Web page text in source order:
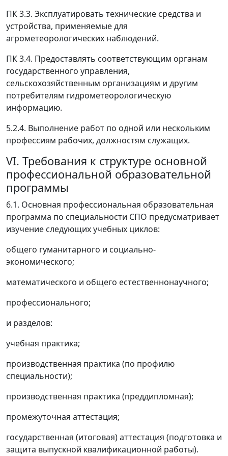
ПК 3.3. Эксплуатировать технические средства и
устройства, применяемые для
агрометеорологических наблюдений.
ПК 3.4. Предоставлять соответствующим органам
государственного управления,
сельскохозяйственным организациям и другим
потребителям гидрометеорологическую
информацию.
5.2.4. Выполнение работ по одной или нескольким
профессиям рабочих, должностям служащих.
VI. Требования к структуре основной
профессиональной образовательной
программы
6.1. Основная профессиональная образовательная
программа по специальности СПО предусматривает
изучение следующих учебных циклов:
общего гуманитарного и социально-
экономического;
математического и общего естественнонаучного;
профессионального;
и разделов:
учебная практика;
производственная практика (по профилю
специальности);
производственная практика (преддипломная);
промежуточная аттестация;
государственная (итоговая) аттестация (подготовка и
защита выпускной квалификационной работы).